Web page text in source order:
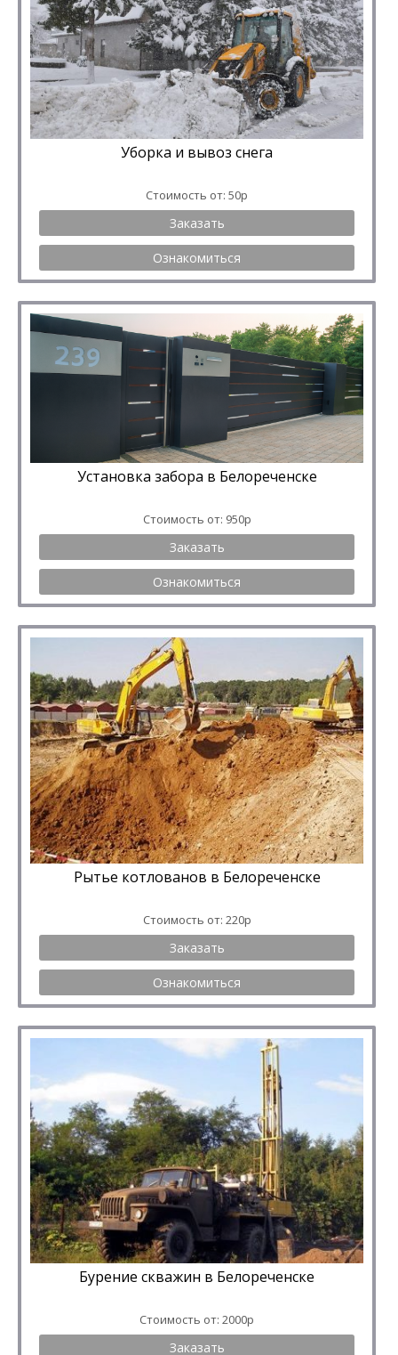
Уборка и вывоз снега
Стоимость от: 50р
Заказать
Ознакомиться
Установка забора в Белореченске
Стоимость от: 950р
Заказать
Ознакомиться
Рытье котлованов в Белореченске
Стоимость от: 220р
Заказать
Ознакомиться
Бурение скважин в Белореченске
Стоимость от: 2000р
Заказать